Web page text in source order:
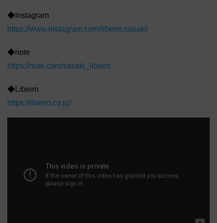
◆Instagram
https://www.instagram.com/libeiro.sasaki/
◆note
https://note.com/sasaki_libeiro
◆Libeiro
https://libeiro.co.jp/